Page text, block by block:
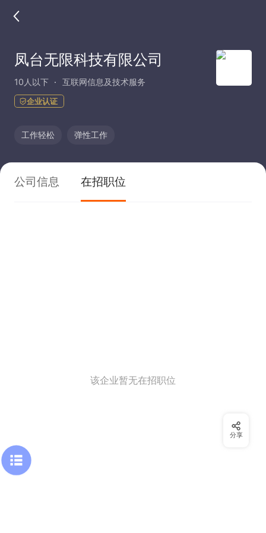
凤台无限科技有限公司
10人以下 互联网信息及技术服务
企业认证
工作轻松 弹性工作
公司信息 在招职位
该企业暂无在招职位
分享